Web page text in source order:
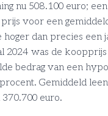
nu 508.100 euro;
voor een
hoger dan precies een
2024 was de
bedrag van een
Gemiddeld
euro.